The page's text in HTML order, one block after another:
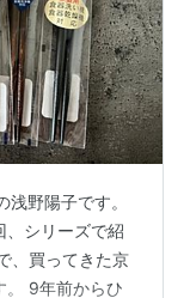
野陽子です。
、シリーズで紹
、買ってきた京
。 9年前からひ